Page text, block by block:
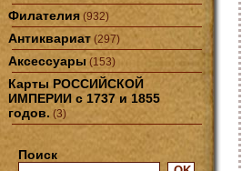
Филателия (932)
Антиквариат (297)
Аксессуары (153)
Карты РОССИЙСКОЙ
ИМПЕРИИ с 1737 и 1855
годов. (3)
Поиск